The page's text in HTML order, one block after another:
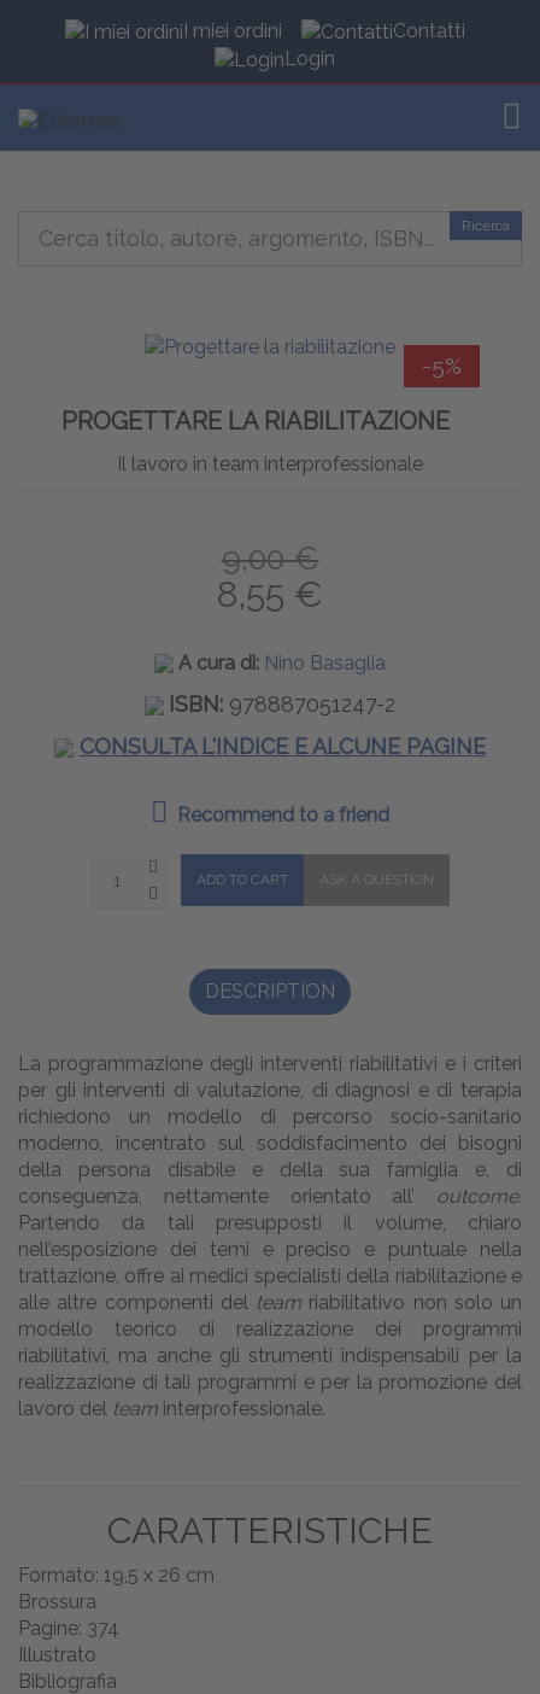
I miei ordini
Contatti
Login
Ricerca
-5%
PROGETTARE LA RIABILITAZIONE
Il lavoro in team interprofessionale
9,00 €
8,55 €
A cura di: Nino Basaglia
ISBN: 978887051247-2
CONSULTA L'INDICE E ALCUNE PAGINE
Recommend to a friend
DESCRIPTION
La programmazione degli interventi riabilitativi e i criteri
per gli interventi di valutazione, di diagnosi e di terapia
richiedono un modello di percorso socio-sanitario
moderno, incentrato sul soddisfacimento dei bisogni
della persona disabile e della sua famiglia e, di
conseguenza, nettamente orientato all’ outcome.
Partendo da tali presupposti il volume, chiaro
nell’esposizione dei temi e preciso e puntuale nella
trattazione, offre ai medici specialisti della riabilitazione e
alle altre componenti del team riabilitativo non solo un
modello teorico di realizzazione dei programmi
riabilitativi, ma anche gli strumenti indispensabili per la
realizzazione di tali programmi e per la promozione del
lavoro del team interprofessionale.
CARATTERISTICHE
Formato: 19,5 x 26 cm
Brossura
Pagine: 374
Illustrato
Bibliografia